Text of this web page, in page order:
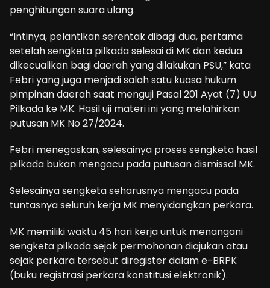
penghitungan suara ulang.
“Intinya, pelantikan serentak dibagi dua, pertama
setelah sengketa pilkada selesai di MK dan kedua
dikecualikan bagi daerah yang dilakukan PSU,” kata
Febri yang juga menjadi salah satu kuasa hukum
pimpinan daerah saat menguji Pasal 201 Ayat (7) UU
Pilkada ke MK. Hasil uji materi ini yang melahirkan
putusan MK No 27/2024.
Febri menegaskan, selesainya proses sengketa hasil
pilkada bukan mengacu pada putusan dismissal MK.
Selesainya sengketa seharusnya mengacu pada
tuntasnya seluruh kerja MK menyidangkan perkara.
MK memiliki waktu 45 hari kerja untuk menangani
sengketa pilkada sejak permohonan diajukan atau
sejak perkara tersebut diregister dalam e-BRPK
(buku registrasi perkara konstitusi elektronik).